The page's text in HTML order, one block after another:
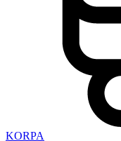
KORPA